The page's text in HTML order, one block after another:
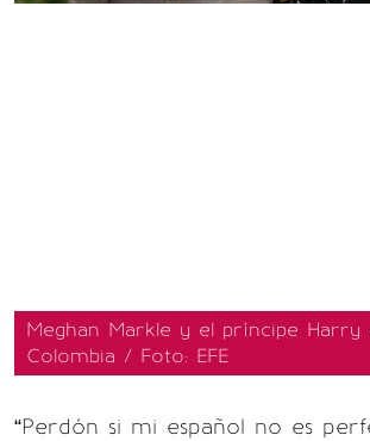
Meghan Markle y el príncipe Harry
Colombia / Foto: EFE
“Perdón si mi español no es